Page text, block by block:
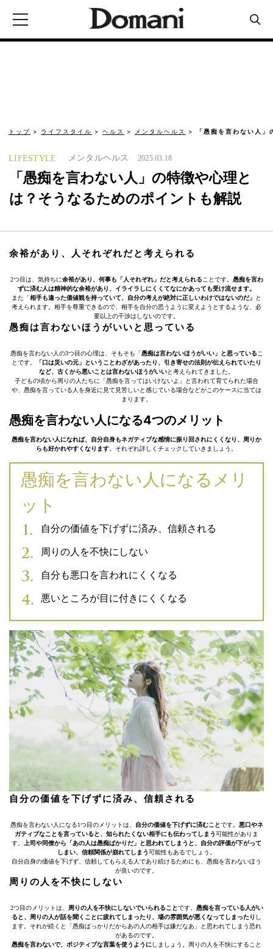
トップ ライフスタイル ヘルス メンタルヘルス 「愚痴を言わない人
LIFESTYLE メンタルヘルス 2025.03.18
「愚痴を言わない人」の特徴や心理と
は？そうなるためのポイントも解説
余裕があり、人それぞれだと考えられる
2つ目は、気持ちに余裕があり、何事も「人それぞれ」だと考えられる ことです。
愚痴を言わ
ずに済む人は精神的な余裕があり、イライラしにくくてなにかあっても受け流せます。
また「相手も違った価値観を持っていて、自分の考えが絶対に正しいわけではないのだ」
と
考えられます。相手を尊重できるので、相手を自分の思うように変えようとするような、必
要以上の干渉はしないのです。
愚痴は言わないほうがいいと思っている
愚痴を言わない人の3つ目の心理は、そもそも「愚痴は言わないほうがいい」と思っている こ
とです。
「口は災いの元」ということわざがあったり、引き寄せの法則が伝えられていたり
など、古くから悪いことは言わないほうがいいと考えられてきました。
子どもの頃から周りの人たちに「愚痴を言ってはいけないよ」と言われて育てられた場合
や、愚痴を言っている人を身近に見て見苦しいと感じている場合などがこのケースに当ては
まります。
愚痴を言わない人になる4つのメリット
愚痴を言わない人になれば、自分自身もネガティブな感情に振り回されにくくなり、周りか
らも好かれやすくなります 。それぞれ詳しくチェックしていきましょう。
愚痴を言わない人になるメリ
ット
自分の価値を下げずに済み、信頼される
周りの人を不快にしない
自分も悪口を言われにくくなる
悪いところが目に付きにくくなる
自分の価値を下げずに済み、信頼される
愚痴を言わない人になる1つ目のメリットは、 自分の価値を下げずに済むことです。 悪口やネ
ガティブなことを言っていると、知られたくない相手にも伝わってしまう可能性がありま
す。
上司や同僚から「あの人は愚痴ばかりだ」と思われてしまうと、自分の評価が下がって
しまい、信頼関係が崩れてしまう可能性もあるでしょう。
自分自身の価値を下げず、信頼してもらえる人であり続けるためにも、愚痴を言わないほう
が良いのです。
周りの人を不快にしない
2つ目のメリットは、 周りの人を不快にしないでいられることです。
愚痴を言っている人がい
ると、周りの人が話を聞くことに疲れてしまったり、 場の雰囲気が悪くなってしまったり し
ます。それが続くと「愚痴ばっかりだからあの人の相手は嫌だなあ」と思われてしまう恐れ
があるのです。
愚痴を言わないで、ポジティブな言葉を使うように しましょう。周りの人を不快にすること